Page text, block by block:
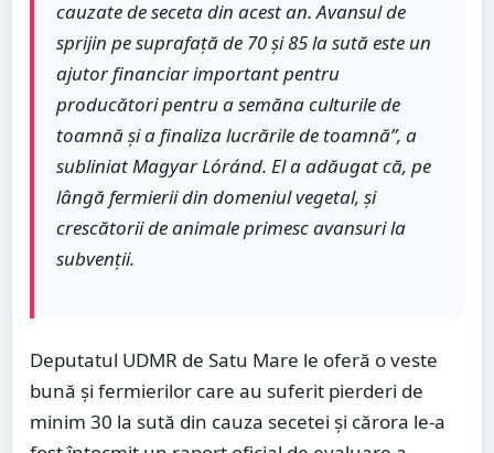
cauzate de seceta din acest an. Avansul de
sprijin pe suprafață de 70 și 85 la sută este un
ajutor financiar important pentru
producători pentru a semăna culturile de
toamnă și a finaliza lucrările de toamnă”, a
subliniat Magyar Lóránd. El a adăugat că, pe
lângă fermierii din domeniul vegetal, și
crescătorii de animale primesc avansuri la
subvenții.
Deputatul UDMR de Satu Mare le oferă o veste
bună și fermierilor care au suferit pierderi de
minim 30 la sută din cauza secetei și cărora le-a